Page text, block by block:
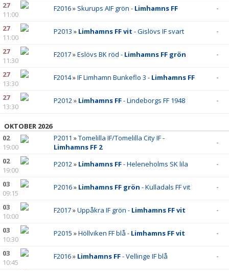
27
11:00
F2016» Skurups AIF grön - Limhamns FF -
27
11:00
P2013 » Limhamns FF vit - Gislövs IF svart -
27
11:30
F2017»Eslövs BK röd - Limhamns FF grön -
27
13:30
F2014»IF Limhamn Bunkeflo 3 - Limhamns FF -
27
13:30
P2012» Limhamns FF- Lindeborgs FF 1948 -
OKTOBER 2026
02
19:00
P2011 »Tomelilla IF/Tomelilla City IF -
Limhamns FF 2
-
02
19:00
P2012» Limhamns FF- Heleneholms SK lila -
03
09:15
P2016» Limhamns FF grön - Kulladals FF vit -
03
10:00
F2017»Uppåkra IF grön - Limhamns FF vit -
03
10:30
P2015 »Höllviken FF blå - Limhamns FF vit -
03
10:45
F2016» Limhamns FF- Vellinge IF blå -